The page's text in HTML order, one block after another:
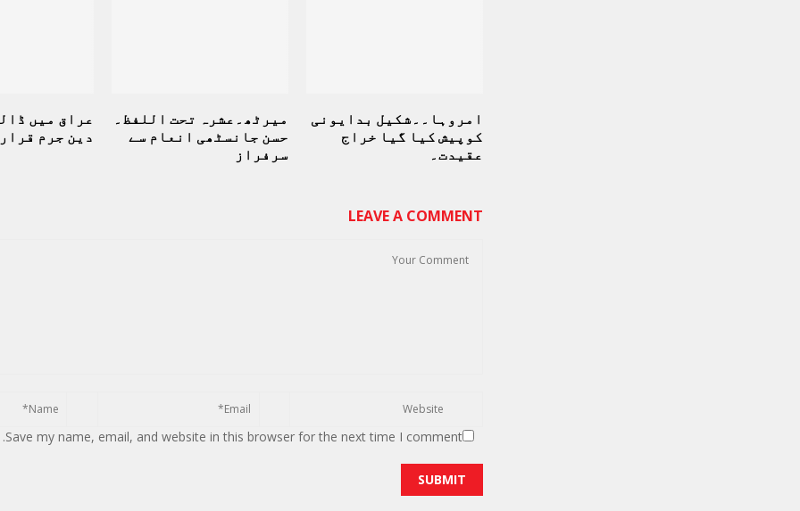
عراق میں
دین جرم قرار
میرٹھ۔عشرہ تحت اللفظ۔
حسن جانسٹھی انعام سے
سرفراز
امروہا۔۔شکیل بدایونی
کوپیش کیا گیا خراج
عقیدت۔
LEAVE A COMMENT
Save my name, email, and website in this browser for the next time I comment.